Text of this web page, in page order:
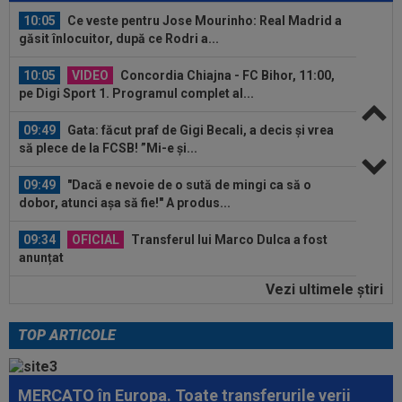
10:05
Ce veste pentru Jose Mourinho: Real Madrid a
găsit înlocuitor, după ce Rodri a...
10:05 VIDEO
Concordia Chiajna - FC Bihor, 11:00,
pe Digi Sport 1. Programul complet al...
09:49
Gata: făcut praf de Gigi Becali, a decis și vrea
să plece de la FCSB! ”Mi-e și...
09:49
"Dacă e nevoie de o sută de mingi ca să o
dobor, atunci așa să fie!" A produs...
09:34 OFICIAL
Transferul lui Marco Dulca a fost
anunțat
Jucătorul lui Inter, cucerit de Cristi Chivu, chiar
10:36 OFICIAL
Transfer de la Universitatea
Craiova: a semnat până în 2031!
Vezi ultimele ştiri
TOP ARTICOLE
MERCATO în Europa. Toate transferurile verii